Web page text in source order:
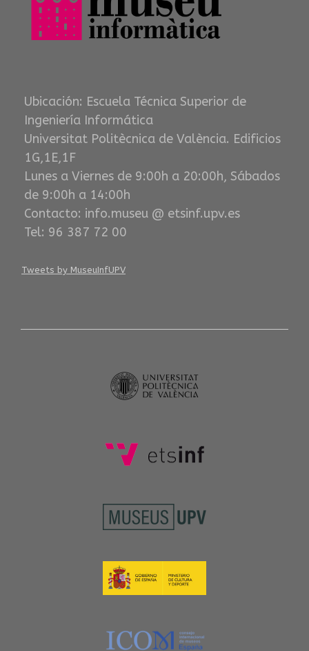
Ubicación: Escuela Técnica Superior de
Ingeniería Informática
Universitat Politècnica de València. Edificios
1G,1E,1F
Lunes a Viernes de 9:00h a 20:00h, Sábados
de 9:00h a 14:00h
Contacto: info.museu @ etsinf.upv.es
Tel: 96 387 72 00
Tweets by MuseuInfUPV